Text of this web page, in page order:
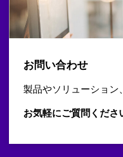
お問い合わせ
製品やソリューショ
お気軽にご質問くださ